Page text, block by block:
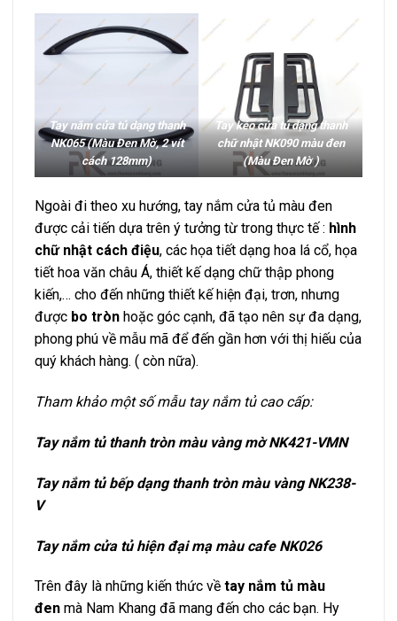
Tay nắm cửa tủ dạng thanh
NK065 (Màu Đen Mờ, 2 vít
cách 128mm)
Tay kéo cửa tủ dạng thanh
chữ nhật NK090 màu đen
(Màu Đen Mờ )
Ngoài đi theo xu hướng, tay nắm cửa tủ màu đen
được cải tiến dựa trên ý tưởng từ trong thực tế : hình
chữ nhật cách điệu, các họa tiết dạng hoa lá cổ, họa
tiết hoa văn châu Á, thiết kế dạng chữ thập phong
kiến,… cho đến những thiết kế hiện đại, trơn, nhưng
được bo tròn hoặc góc cạnh, đã tạo nên sự đa dạng,
phong phú về mẫu mã để đến gần hơn với thị hiếu của
quý khách hàng. ( còn nữa).
Tham khảo một số mẫu tay nắm tủ cao cấp:
Tay nắm tủ thanh tròn màu vàng mờ NK421-VMN
Tay nắm tủ bếp dạng thanh tròn màu vàng NK238-
V
Tay nắm cửa tủ hiện đại mạ màu cafe NK026
Trên đây là những kiến thức về tay nắm tủ màu
đen mà Nam Khang đã mang đến cho các bạn. Hy